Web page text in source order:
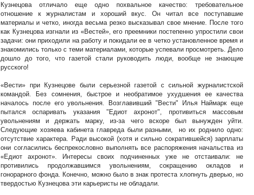
Кузнецова отличало еще одно похвальное качество: требовательное
отношение к журналистам и хороший вкус. Он читал все поступавшие
материалы и четко, иногда весьма резко высказывал свое мнение. После того
как Кузнецова изгнали из «Вестей», его преемники постепенно упростили свои
задачи: они приходили на работу и покидали ее в четко установленное время и
знакомились только с теми материалами, которые успевали просмотреть. Дело
дошло до того, что газетой стали руководить люди, вообще не знающие
русского!
«Вести» при Кузнецове были серьезной газетой с сильной журналистской
командой. Без сомнения, быстрое и необратимое ухудшения ее качества
началось после его увольнения. Возглавивший "Вести" Илья Наймарк еще
пытался оспаривать указания "Едиот ахронот", противиться массовым
увольнениям и держать марку, из-за чего вскоре был вынужден уйти.
Следующие хозяева кабинета главреда были разными, но их роднило одно:
отсутствие характера. Ради высокой (хотя и сильно сократившейся) зарплаты
они согласились беспрекословно выполнять все распоряжения начальства из
«Едиот ахронот». Интересы своих подчиненных уже не отстаивали: не
противились продолжавшимся увольнениям, сокращению окладов и
гонорарного фонда. Конечно, можно было в знак протеста хлопнуть дверью, но
твердостью Кузнецова эти карьеристы не обладали.